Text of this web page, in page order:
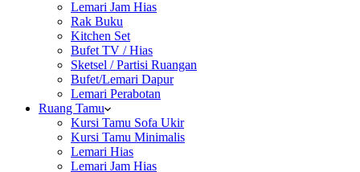
Lemari Jam Hias
Rak Buku
Kitchen Set
Bufet TV / Hias
Sketsel / Partisi Ruangan
Bufet/Lemari Dapur
Lemari Perabotan
Ruang Tamu
Kursi Tamu Sofa Ukir
Kursi Tamu Minimalis
Lemari Hias
Lemari Jam Hias